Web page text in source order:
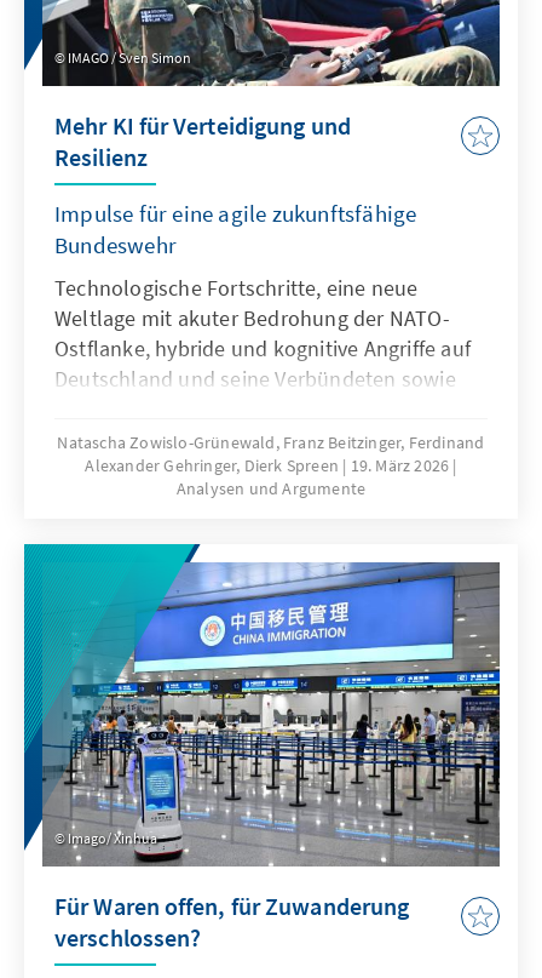
IMAGO / Sven Simon
Mehr KI für Verteidigung und
Resilienz
Impulse für eine agile zukunftsfähige
Bundeswehr
Technologische Fortschritte, eine neue
Weltlage mit akuter Bedrohung der NATO-
Ostflanke, hybride und kognitive Angriffe auf
Deutschland und seine Verbündeten sowie
stellen die Bundeswehr vor neue
Herausforderungen. Künstliche Intelligenz ist
aber nicht nur Treiber bei diesen
Antwort. Dafür bedarf es einer KI-Strategie,
die wesentliche Herausforderungen gezielt
adressiert und die Möglichkeiten von KI nach
ethischen Richtlinien aktiv nutzt, um effizient
abschrecken zu können.
Natascha Zowislo-Grünewald, Franz Beitzinger, Ferdinand
Alexander Gehringer, Dierk Spreen
19. März 2026
Analysen und Argumente
Imago/ Xinhua
Für Waren offen, für Zuwanderung
verschlossen?